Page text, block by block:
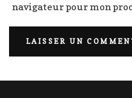
navigateur pour mon